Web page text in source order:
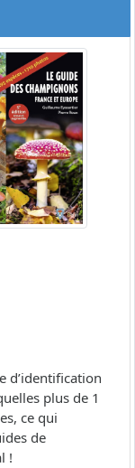
d’identification
plus de 1
ce qui
de
!